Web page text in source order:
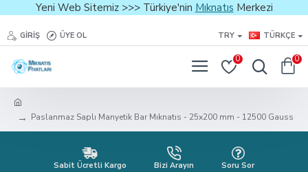
Yeni Web Sitemiz >>> Türkiye'nin Mıknatıs Merkezi
GIRIŞ ÜYE OL TRY TÜRKÇE
0 0
Paslanmaz Saplı Manyetik Bar Mıknatıs - 25x200 mm - 12500 Gauss
Sabit Ücretli Kargo Bizi Arayın Soru Sor